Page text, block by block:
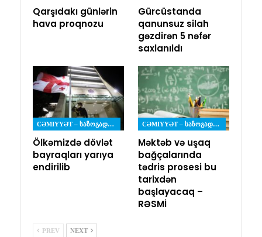
Qarşıdakı günlərin
hava proqnozu
Gürcüstanda
qanunsuz silah
gəzdirən 5 nəfər
saxlanıldı
CƏMIYYƏT – ᲡᲐᲖᲝᲒᲐᲓᲝᲔᲑᲐ
Ölkəmizdə dövlət
bayraqları yarıya
endirilib
CƏMIYYƏT – ᲡᲐᲖᲝᲒᲐᲓᲝᲔᲑᲐ
Məktəb və uşaq
bağçalarında
tədris prosesi bu
tarixdən
başlayacaq –
RƏSMİ
PREV NEXT